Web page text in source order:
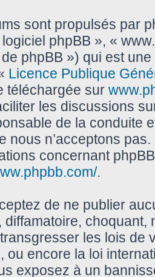
sont propulsés par
phpBB », «
phpBB ») qui est
Licence Publique
téléchargée sur
les discussions
de la conduite
nous n’acceptons
concernant
.
de ne publier
diffamatoire, choquant,
les lois de
ou encore la loi
exposez à un